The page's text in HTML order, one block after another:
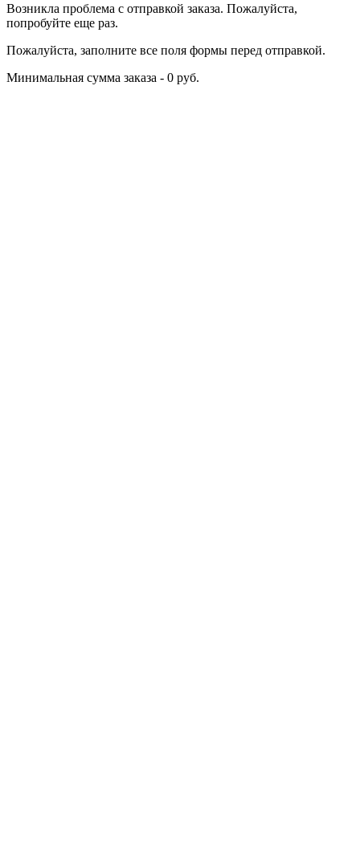
Возникла проблема с отправкой заказа. Пожалуйста,
попробуйте еще раз.
Пожалуйста, заполните все поля формы перед отправкой.
Минимальная сумма заказа - 0 руб.